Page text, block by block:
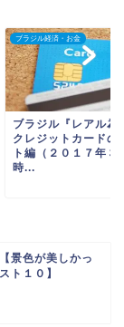
ブラジル編
海外の忘年会と節約
ムパーティーレシピ
景色が美しかっ
ト１０】